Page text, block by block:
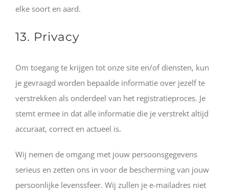
elke soort en aard.
13. Privacy
Om toegang te krijgen tot onze site en/of diensten, kun
je gevraagd worden bepaalde informatie over jezelf te
verstrekken als onderdeel van het registratieproces. Je
stemt ermee in dat alle informatie die je verstrekt altijd
accuraat, correct en actueel is.
Wij nemen de omgang met jouw persoonsgegevens
serieus en zetten ons in voor de bescherming van jouw
persoonlijke levenssfeer. Wij zullen je e-mailadres niet